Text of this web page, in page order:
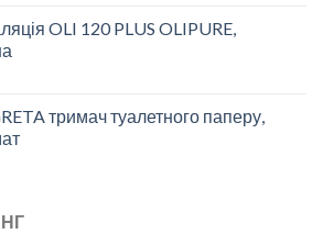
OLI 120 PLUS OLIPURE,
тримач туалетного паперу,